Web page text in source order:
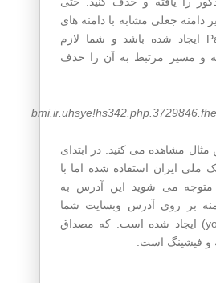
جعلی مشابه با دامنه های
معتبر چون PayPal ایجاد شده باشد و شما لازم
و مسیر مرتبط به آن را حذف
مثال مشاهده می کنید. در ابتدای
ملی ایران استفاده شده اما با
می شوید این آدرس به
بر روی آدرس وبسایت شما
(your-website.com) ایجاد شده است. که مصداق
و فیشینگ است.